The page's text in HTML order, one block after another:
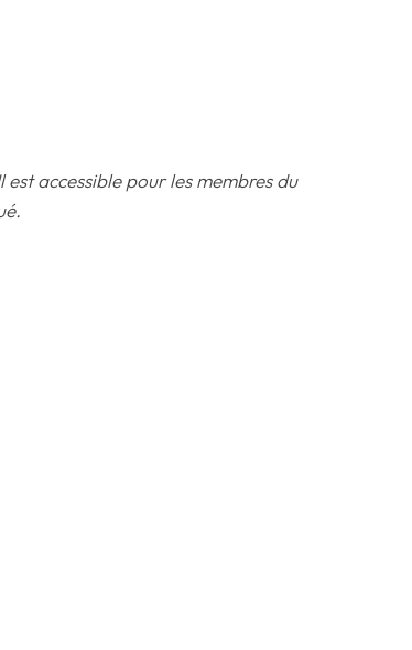
est accessible pour les membres du